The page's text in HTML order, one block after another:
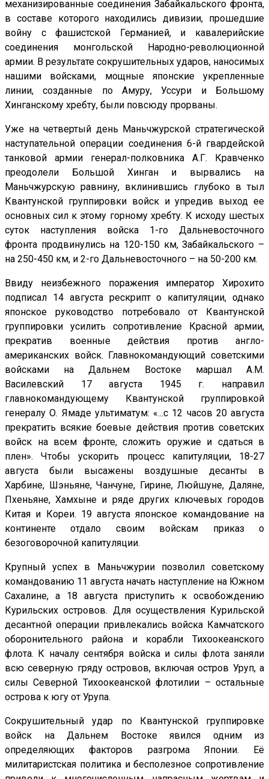
механизированные соединения Забайкальского фронта,
в составе которого находились дивизии, прошедшие
войну с фашистской Германией, и кавалерийские
соединения монгольской Народно-революционной
армии. В результате сокрушительных ударов, наносимых
нашими войсками, мощные японские укрепленные
линии, созданные по Амуру, Уссури и Большому
Хинганскому хребту, были повсюду прорваны.
Уже на четвертый день Маньчжурской стратегической
наступательной операции соединения 6-й гвардейской
танковой армии генерал-полковника А.Г. Кравченко
преодолели Большой Хинган и вырвались на
Маньчжурскую равнину, вклинившись глубоко в тыл
Квантунской группировки войск и упредив выход ее
основных сил к этому горному хребту. К исходу шестых
суток наступления войска 1-го Дальневосточного
фронта продвинулись на 120-150 км, Забайкальского –
на 250-450 км, и 2-го Дальневосточного – на 50-200 км.
Ввиду неизбежного поражения император Хирохито
подписал 14 августа рескрипт о капитуляции, однако
японское руководство потребовало от Квантунской
группировки усилить сопротивление Красной армии,
прекратив военные действия против англо-
американских войск. Главнокомандующий советскими
войсками на Дальнем Востоке маршал А.М.
Василевский 17 августа 1945 г. направил
главнокомандующему Квантунской группировкой
генералу О. Ямаде ультиматум: «...с 12 часов 20 августа
прекратить всякие боевые действия против советских
войск на всем фронте, сложить оружие и сдаться в
плен». Чтобы ускорить процесс капитуляции, 18-27
августа были высажены воздушные десанты в
Харбине, Шэньяне, Чанчуне, Гирине, Люйшуне, Даляне,
Пхеньяне, Хамхыне и ряде других ключевых городов
Китая и Кореи. 19 августа японское командование на
континенте отдало своим войскам приказ о
безоговорочной капитуляции.
Крупный успех в Маньчжурии позволил советскому
командованию 11 августа начать наступление на Южном
Сахалине, а 18 августа приступить к освобождению
Курильских островов. Для осуществления Курильской
десантной операции привлекались войска Камчатского
оборонительного района и корабли Тихоокеанского
флота. К началу сентября войска и силы флота заняли
всю северную гряду островов, включая остров Уруп, а
силы Северной Тихоокеанской флотилии – остальные
острова к югу от Урупа.
Сокрушительный удар по Квантунской группировке
войск на Дальнем Востоке явился одним из
определяющих факторов разгрома Японии. Её
милитаристская политика и бесполезное сопротивление